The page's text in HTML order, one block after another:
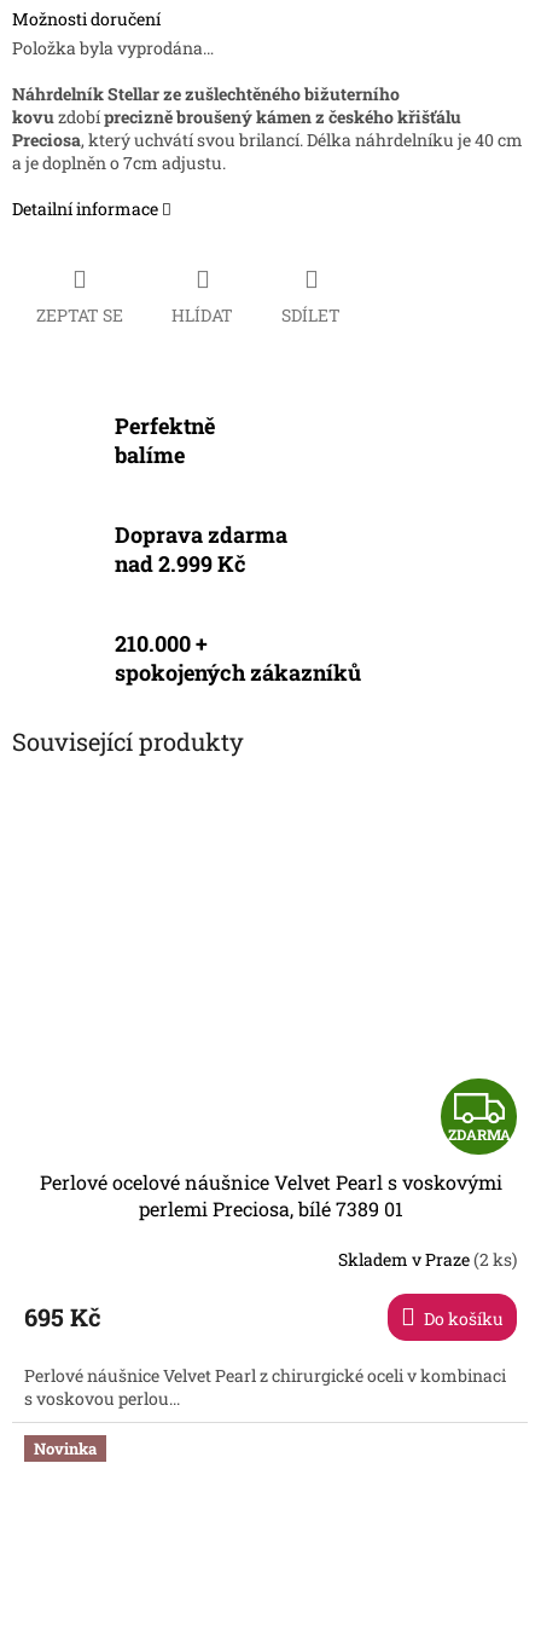
Možnosti doručení
Položka byla vyprodána…
NáhrdelníkStellarze zušlechtěného bižuterního
kovuzdobíprecizně broušený kámen z českého křišťálu
Preciosa, který uchvátí svou brilancí. Délka náhrdelníku je 40 cm
a je doplněn o 7cm adjustu.
Detailní informace
ZEPTAT SE HLÍDAT SDÍLET
Perfektně
balíme
Doprava zdarma
nad 2.999 Kč
210.000 +
spokojených zákazníků
Související produkty
Z
D
R
A
ZDARMA
Perlové ocelové náušnice Velvet Pearl s voskovými
perlemi Preciosa, bílé 7389 01
Skladem v Praze(2 ks)
695 Kč Do košíku
Perlové náušnice Velvet Pearl z chirurgické oceli v kombinaci
s voskovou perlou...
Novinka